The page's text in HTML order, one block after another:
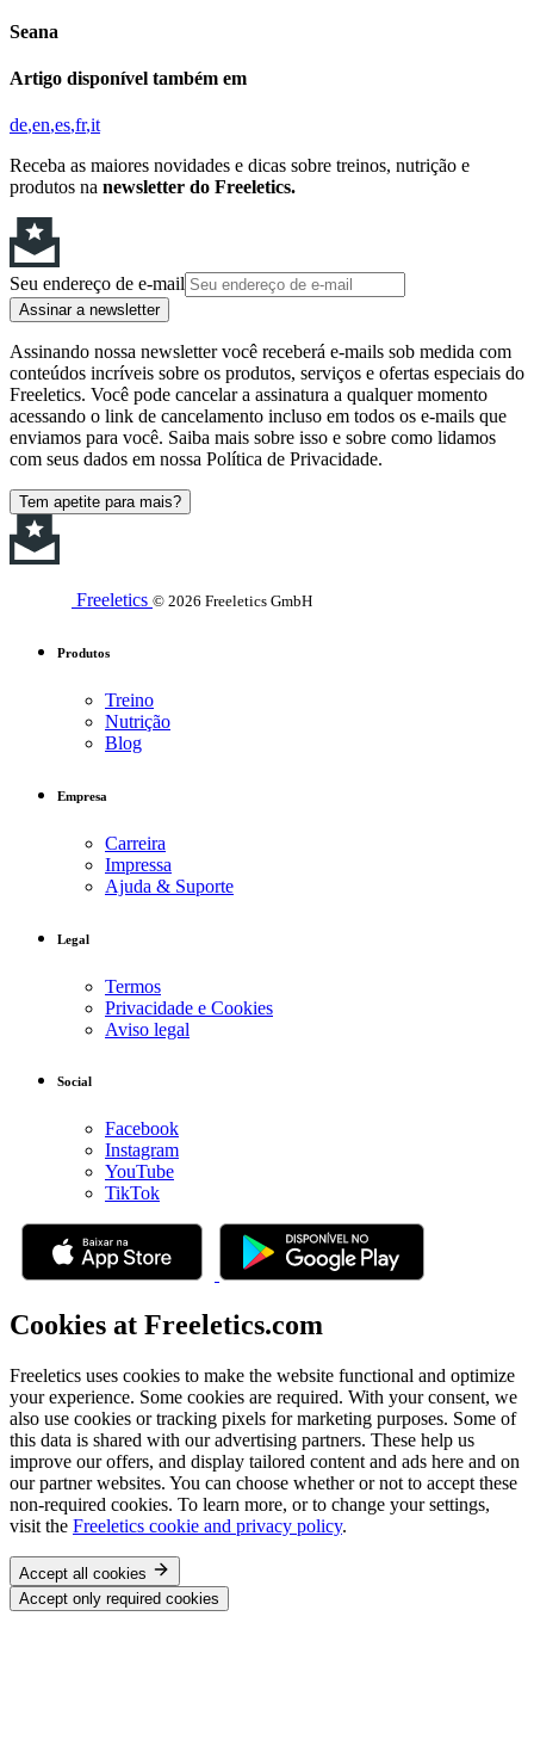
Seana
Artigo disponível também em
de en es fr it
Receba as maiores novidades e dicas sobre treinos, nutrição e
produtos na newsletter do Freeletics.
Seu endereço de e-mail
Assinar a newsletter
Assinando nossa newsletter você receberá e-mails sob medida com
conteúdos incríveis sobre os produtos, serviços e ofertas especiais do
Freeletics. Você pode cancelar a assinatura a qualquer momento
acessando o link de cancelamento incluso em todos os e-mails que
enviamos para você. Saiba mais sobre isso e sobre como lidamos
com seus dados em nossa Política de Privacidade.
Tem apetite para mais?
Freeletics © 2026 Freeletics GmbH
Produtos
Treino
Nutrição
Blog
Empresa
Carreira
Impressa
Ajuda & Suporte
Legal
Termos
Privacidade e Cookies
Aviso legal
Social
Facebook
Instagram
YouTube
TikTok
Cookies at Freeletics.com
Freeletics uses cookies to make the website functional and optimize
your experience. Some cookies are required. With your consent, we
also use cookies or tracking pixels for marketing purposes. Some of
this data is shared with our advertising partners. These help us
improve our offers, and display tailored content and ads here and on
our partner websites. You can choose whether or not to accept these
non-required cookies. To learn more, or to change your settings,
visit the Freeletics cookie and privacy policy.
Accept all cookies
Accept only required cookies